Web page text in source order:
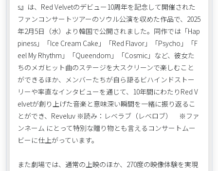
s』は、Red Velvetのデビュー10周年を記念して開催された
ファンコンサートツアーのソウル公演を収めた作品で、2025
年2月5日（水）より韓国で公開されました。同作では「Hap
piness」「Ice Cream Cake」「Red Flavor」「Psycho」「F
eel My Rhythm」「Queendom」「Cosmic」など、彼女た
ちのメガヒット曲のステージを大スクリーンで楽しむこと
ができるほか、メンバーたちが自ら語るビハインドストー
リーや率直なインタビューを通じて、10年間にわたりRed V
elvetが創り上げた音楽と意味深い瞬間を一緒に振り返るこ
とができ、Reveluv ※読み：レベラブ（レベロブ） ※ファ
ンネーム にとって特別な贈り物とも言えるコンサートムー
ビーに仕上がっています。
また劇場では、通常の上映のほか、270度の映像体験を実現